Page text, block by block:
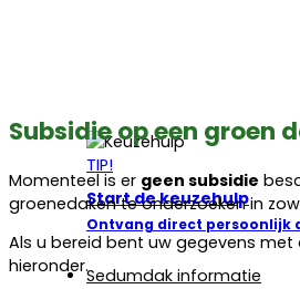
TIP!
Start de keuzehulp
Ontvang direct persoonlijk
Sedumdak informatie
Subsidie op een groen
Momenteel is er geen subsidie
groenedaken te onderzoeken in
Als u bereid bent uw gegevens
hieronder.